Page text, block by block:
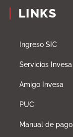
LINKS
Ingreso SIC
Servicios Invesa
Amigo Invesa
PUC
Manual de